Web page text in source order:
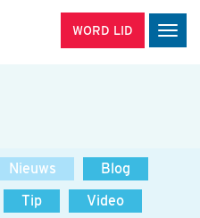
WORD LID
Nieuws
Blog
Tip
Video